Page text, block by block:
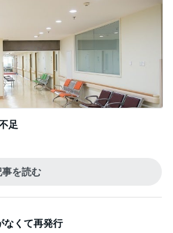
事を読む
なくて再発行
1日前
1日前
退治した出来事